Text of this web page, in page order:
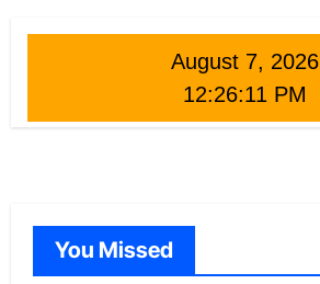
August 7, 2026
12:26:13 PM
You Missed